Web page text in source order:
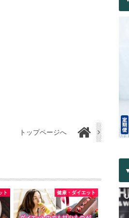
トップページへ
ト 健康・ダイエット